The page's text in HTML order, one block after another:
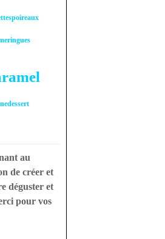
poireaux
dessert
au
de créer et
déguster et
pour vos